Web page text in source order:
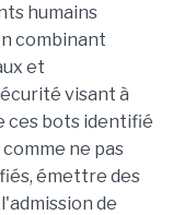
humains
combinant
et
visant à
ces bots identifié
ne pas
émettre des
de